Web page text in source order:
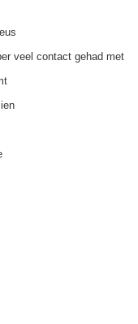
veel contact gehad met